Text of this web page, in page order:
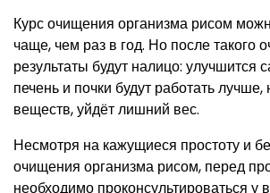
Курс очищения организма рисом
чаще, чем раз в год. Но после такого
результаты будут налицо: улучшится
печень и почки будут работать
веществ, уйдёт лишний вес.
Несмотря на кажущиеся простоту и
очищения организма рисом, перед
необходимо проконсультироваться у